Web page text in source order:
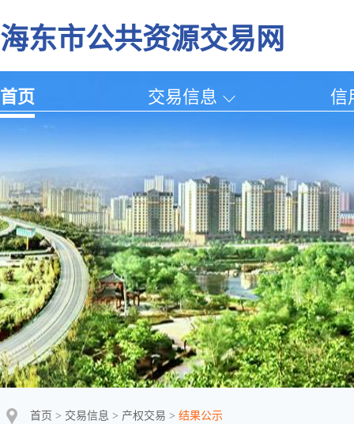
海东市公共资源交易网
首页 交易信息 信
首页 > 交易信息 > 产权交易 > 结果公示